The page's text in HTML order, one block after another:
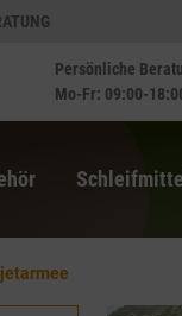
Persönliche
Mo-Fr: 09:00-
Schleifmittel